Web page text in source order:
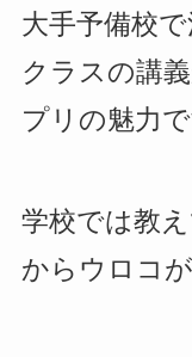
大手予備校
クラスの講
プリの魅力で
学校では教
からウロコ